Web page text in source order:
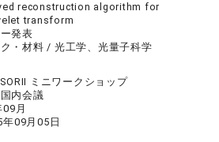
reconstruction algorithm for
transform
発表
・材料 / 光工学、光量子科学
ミニワークショップ
国内会議
月
年09月05日